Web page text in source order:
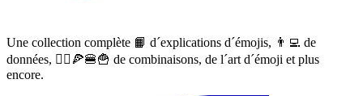
Une collection complète 📙 d´explications d´émojis, 👨‍💻 de
données, 🙅‍♀️🍕🍔🍟 de combinaisons, de l´art d´émoji et plus
encore.